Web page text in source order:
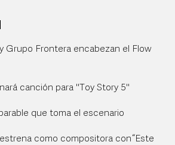
Grupo Frontera encabezan el Flow
canción para "Toy Story 5"
que toma el escenario
como compositora con “Este